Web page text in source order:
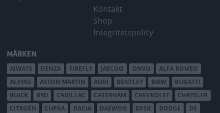
Kontakt
Shop
Integritetspolicy
MÄRKEN
AIWAYS DENZA FIREFLY JAECOO ONVO
ALFA ROMEO
ALPINE
ASTON MARTIN AUDI BENTLEY BMW
BUGATTI
BUICK
BYD CADILLAC CATERHAM CHEVROLET
CHRYSLER
CITROËN
CUPRA DACIA DAEWOO DFSK DODGE
DS